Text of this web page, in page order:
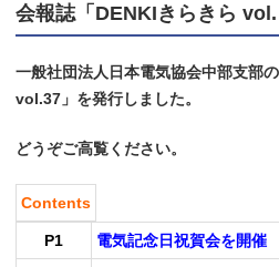
会報誌「DENKIきらきら
一般社団法人日本電気協会中部支部
vol.37」を発行しました。
どうぞご高覧ください。
Contents
P1 電気記念日祝賀会を開催